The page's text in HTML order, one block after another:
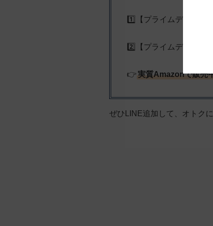
1️⃣【プライムデー割引
2️⃣【プライムデー割引
👉 実質Amazonで販売
ぜひLINE追加して、オトク